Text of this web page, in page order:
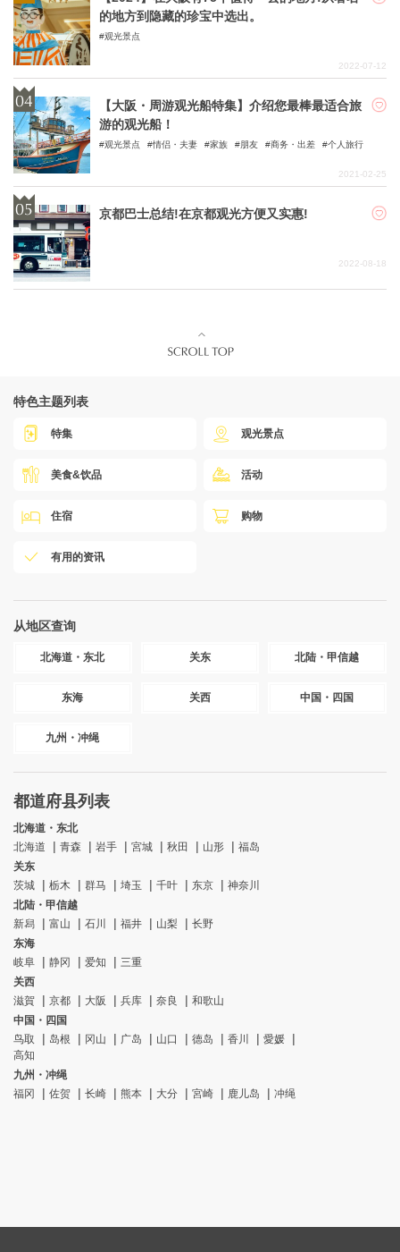
的地方到隐藏的珍宝中选出。
观光景点
2022-07-12
【大阪・周游观光船特集】介绍您最棒最适合旅
游的观光船！
观光景点 情侣・夫妻 家族 朋友 商务・出差 个人旅行
2021-02-25
京都巴士总结!在京都观光方便又实惠!
2022-08-18
特色主题列表
特集 观光景点
美食&饮品 活动
住宿 购物
有用的资讯
从地区查询
北海道・东北 关东 北陆・甲信越
东海 关西 中国・四国
九州・冲绳
都道府县列表
北海道・东北
北海道
青森 岩手 宮城 秋田 山形
福岛
关东
茨城
栃木 群马 埼玉 千叶 东京
神奈川
北陆・甲信越
新舄
富山 石川 福井 山梨
长野
东海
岐阜
静冈 爱知
三重
关西
滋賀
京都 大阪 兵库 奈良
和歌山
中国・四国
鸟取
岛根 冈山 广岛 山口 德岛 香川
愛媛
高知
九州・冲绳
福冈
佐贺 长崎 熊本 大分 宮崎 鹿儿岛 冲绳